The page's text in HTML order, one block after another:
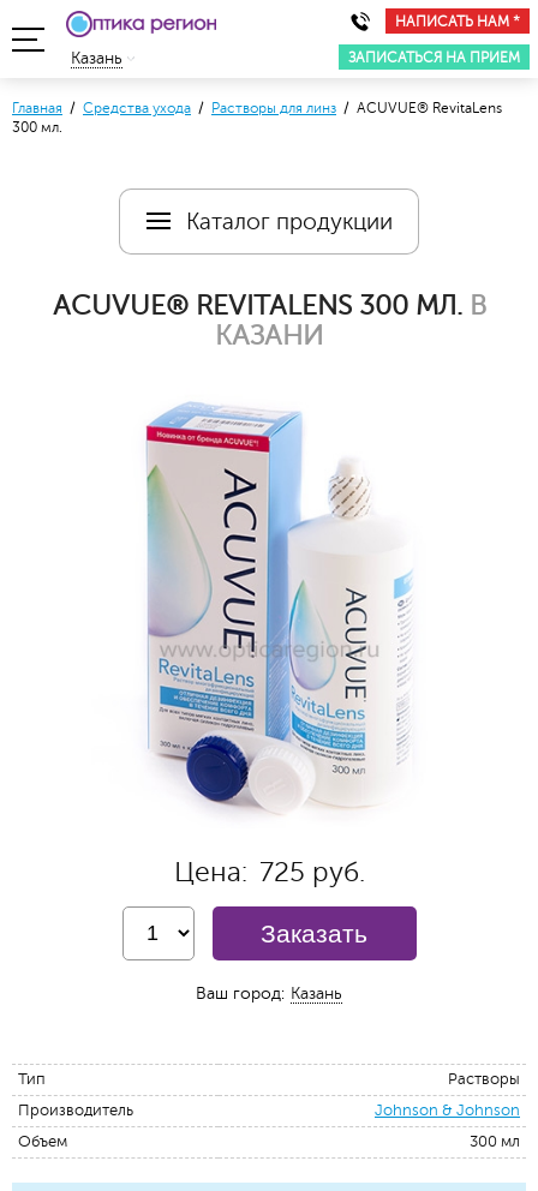
НАПИСАТЬ НАМ *
ЗАПИСАТЬСЯ НА ПРИЕМ
Казань
Главная / Средства ухода / Растворы для линз / ACUVUE® RevitaLens
300 мл.
Каталог продукции
ACUVUE® REVITALENS 300 МЛ.В
КАЗАНИ
Цена: 725 руб.
Заказать
Ваш город: Казань
Тип
Растворы
Производитель
Johnson & Johnson
Объем
300 мл